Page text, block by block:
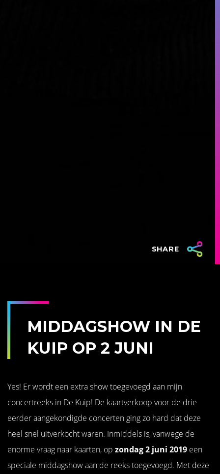
SHARE
MIDDAGSHOW IN DE
KUIP OP 2 JUNI
Yes! Er wordt een extra show toegevoegd aan mijn
concertreeks in De Kuip! De kaartverkoop voor de drie
eerder aangekondigde concerten ging zo hard dat deze
heel snel uitverkocht waren. Inmiddels is, vanwege de
enorme vraag naar kaarten, op zondag 2 juni 2019 een
speciale middagshow aan de reeks toegevoegd. Met deze